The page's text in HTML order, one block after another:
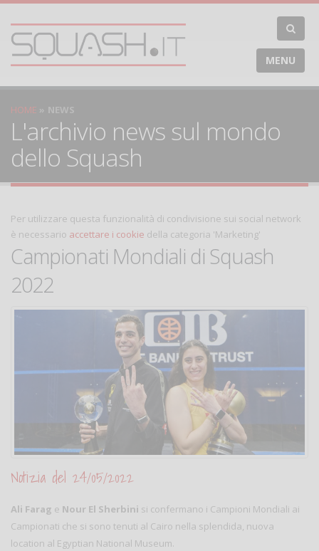
MENU
HOME NEWS
L'archivio news sul mondo
dello Squash
Per utilizzare questa funzionalità di condivisione sui social network
è necessario accettare i cookie della categoria 'Marketing'
Campionati Mondiali di Squash
2022
Notizia del 24/05/2022
Ali Farag e Nour El Sherbini si confermano i Campioni Mondiali ai
Campionati che si sono tenuti al Cairo nella splendida, nuova
location al Egyptian National Museum.